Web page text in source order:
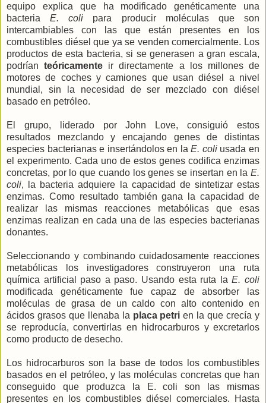
equipo explica que ha modificado genéticamente una
bacteriaE. coli para producir moléculas que son
intercambiables con las que están presentes en los
combustibles diésel que ya se venden comercialmente. Los
productos de esta bacteria, si se generasen a gran escala,
podríanteóricamente ir directamente a los millones de
motores de coches y camiones que usan diésel a nivel
mundial, sin la necesidad de ser mezclado con diésel
basado en petróleo.
El grupo, liderado por John Love, consiguió estos
resultados mezclando y encajando genes de distintas
especies bacterianas e insertándolos en laE. coliusada en
el experimento. Cada uno de estos genes codifica enzimas
concretas, por lo que cuando los genes se insertan en la E.
coli, la bacteria adquiere la capacidad de sintetizar estas
enzimas. Como resultado también gana la capacidad de
realizar las mismas reacciones metabólicas que esas
enzimas realizan en cada una de las especies bacterianas
donantes.
Seleccionando y combinando cuidadosamente reacciones
metabólicas los investigadores construyeron una ruta
química artificial paso a paso. Usando esta ruta laE. coli
modificada genéticamente fue capaz de absorber las
moléculas de grasa de un caldo con alto contenido en
ácidos grasos que llenaba la placa petri en la que crecía y
se reproducía, convertirlas en hidrocarburos y excretarlos
como producto de desecho.
Los hidrocarburos son la base de todos los combustibles
basados en el petróleo, y las moléculas concretas que han
conseguido que produzca la E. coli son las mismas
presentes en los combustibles diésel comerciales. Hasta